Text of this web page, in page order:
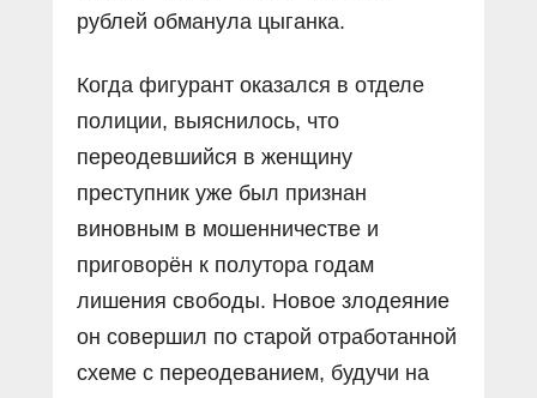
рублей обманула цыганка.
Когда фигурант оказался в отделе
полиции, выяснилось, что
переодевшийся в женщину
преступник уже был признан
виновным в мошенничестве и
приговорён к полутора годам
лишения свободы. Новое злодеяние
он совершил по старой отработанной
схеме с переодеванием, будучи на